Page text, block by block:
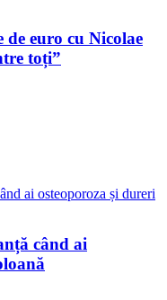
euro cu Nicolae
toți”
când ai